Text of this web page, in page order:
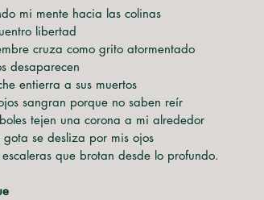
mi mente hacia las colinas
libertad
cruza como grito atormentado
desaparecen
entierra a sus muertos
sangran porque no saben reír
tejen una corona a mi alrededor
gota se desliza por mis ojos
que brotan desde lo profundo.